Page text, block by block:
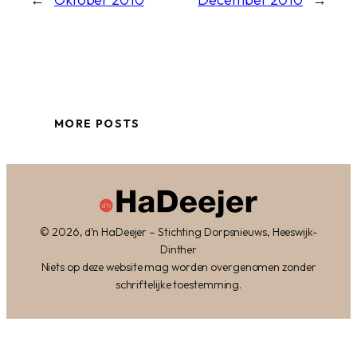
MORE POSTS
© 2026, d’n HaDeejer – Stichting Dorpsnieuws, Heeswijk-
Dinther
Niets op deze website mag worden overgenomen zonder
schriftelijke toestemming.